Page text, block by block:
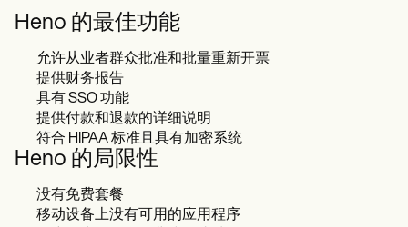
Heno 的最佳功能
允许从业者群众批准和批量重新开票
提供财务报告
具有 SSO 功能
提供付款和退款的详细说明
符合 HIPAA 标准且具有加密系统
Heno 的局限性
没有免费套餐
移动设备上没有可用的应用程序